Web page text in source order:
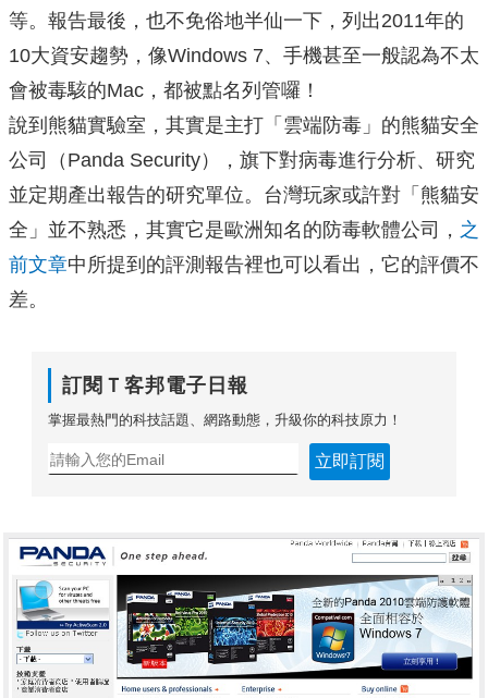
等。報告最後，也不免俗地半仙一下，列出2011年的
10大資安趨勢，像Windows 7、手機甚至一般認為不太
會被毒駭的Mac，都被點名列管囉！
說到熊貓實驗室，其實是主打「雲端防毒」的熊貓安全
公司（Panda Security），旗下對病毒進行分析、研究
並定期產出報告的研究單位。台灣玩家或許對「熊貓安
全」並不熟悉，其實它是歐洲知名的防毒軟體公司， 之
前文章中所提到的評測報告裡也可以看出，它的評價不
差。
訂閱Ｔ客邦電子日報
掌握最熱門的科技話題、網路動態，升級你的科技原力！
立即訂閱